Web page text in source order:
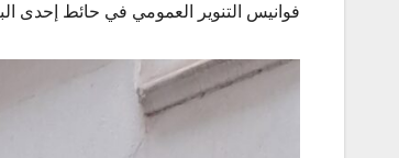
فوانيس التنوير العمومي في حائط إحدى